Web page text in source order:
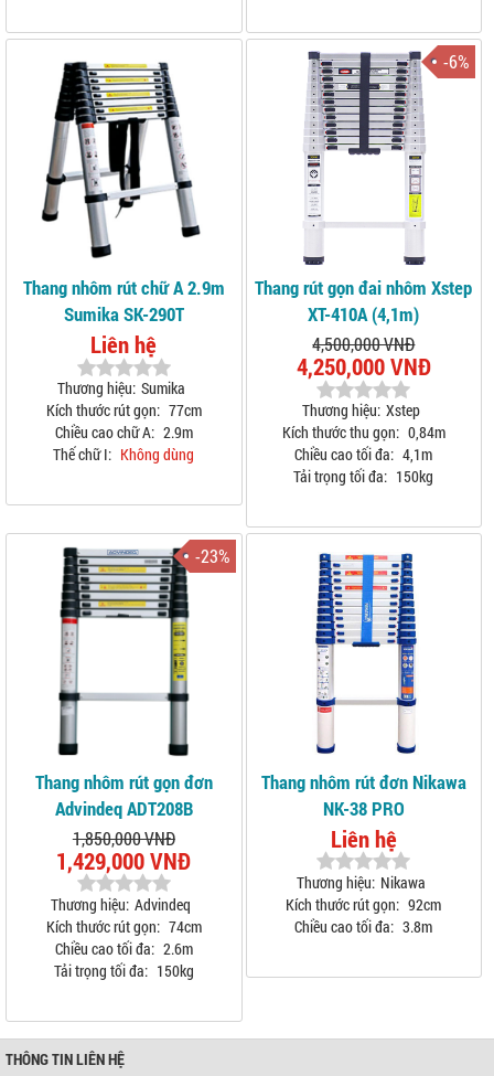
Thang nhôm rút chữ A 2.9m
Sumika SK-290T
Liên hệ
Thương hiệu: Sumika
Kích thước rút gọn: 77cm
Chiều cao chữ A: 2.9m
Thế chữ I: Không dùng
-6%
Thang rút gọn đai nhôm Xstep
XT-410A (4,1m)
4,500,000 VNĐ
4,250,000 VNĐ
Thương hiệu: Xstep
Kích thước thu gọn: 0,84m
Chiều cao tối đa: 4,1m
Tải trọng tối đa: 150kg
-23%
Thang nhôm rút gọn đơn
Advindeq ADT208B
1,850,000 VNĐ
1,429,000 VNĐ
Thương hiệu: Advindeq
Kích thước rút gọn: 74cm
Chiều cao tối đa: 2.6m
Tải trọng tối đa: 150kg
Thang nhôm rút đơn Nikawa
NK-38 PRO
Liên hệ
Thương hiệu: Nikawa
Kích thước rút gọn: 92cm
Chiều cao tối đa: 3.8m
THÔNG TIN LIÊN HỆ